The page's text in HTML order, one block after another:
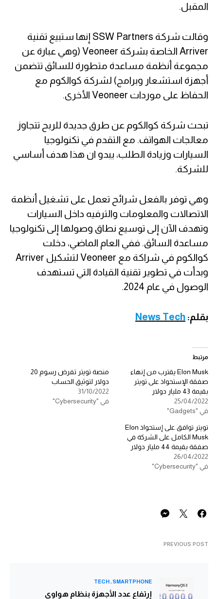
المقبل.
وقالت شركة SSW Partners إنها ستبيع تقنية
Arriver الخاصة بشركة Veoneer (وهي عبارة عن
مجموعة أنظمة مساعدة متطورة للسائق تتضمن
أجهزة استشعار وبرامج) لشركة كوالكوم مع
الحفاظ على موردات Veoneer الأخرى.
تبحث شركة كوالكوم عن طرق جديدة للربح تتجاوز
معالجات الهواتف. مع التقدم في تكنولوجيا
السيارات وزيادة الطلب، يبدو ان هذا هدف أساسي
للشركة.
وهي توفر بالفعل شرائح تعمل على تشغيل أنظمة
الاتصالات والمعلومات والترفيه داخل السيارات
وتهدف الآن إلى توسيع نطاق وصولها إلى تكنولوجيا
مساعدة السائق. ففي العام الماضي، دخلت
كوالكوم في شراكة مع Veoneer لتشكيل Arriver
وبدأت في تطوير تقنية القيادة التي تستهدف
الوصول في عام 2024.
بقلم: News Tech
مرتبط
Elon Musk يقترب من إنهاء
صفقة الإستحواذ على تويتر
بقيمة 43 مليار دولار
25/04/2022
في "Gadgets"
منصة تويتر تفرض رسوم 20
دولار لتوثيق الحساب
31/10/2022
في "Cybersecurity"
تويتر توافق على إستحواذ Elon
Musk الكامل على الشركة في
صفقة بقيمة 44 مليار دولار
26/04/2022
في "Cybersecurity"
PREVIOUS POST
SMARTPHONE
TECH
إرتفاع عدد الأجهزة بنظام هواوي